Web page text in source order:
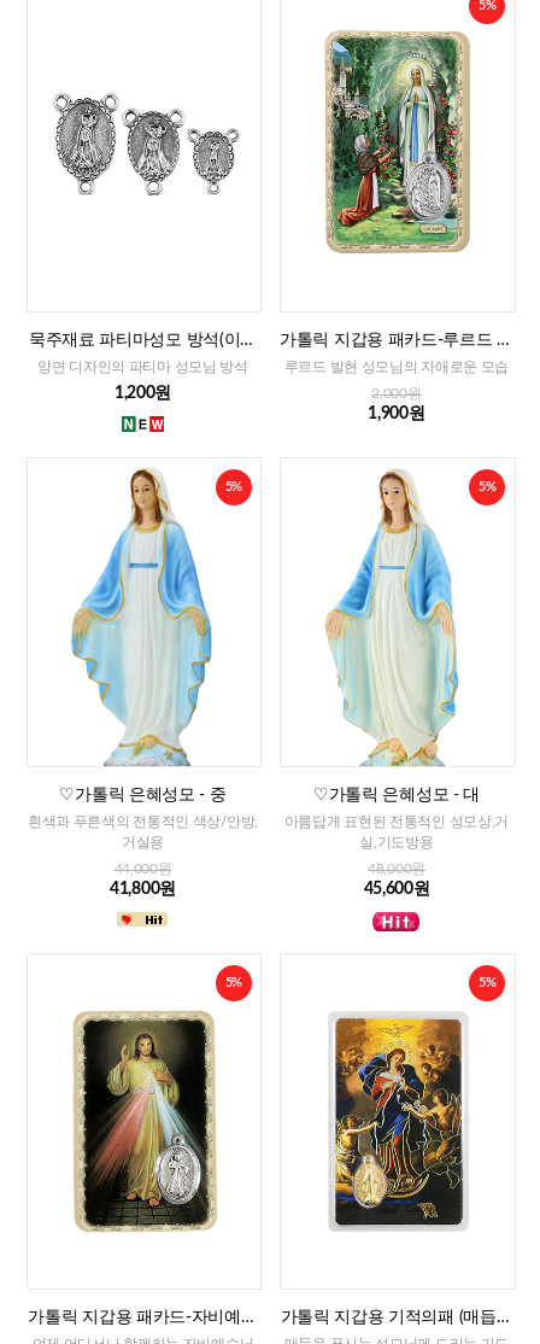
묵주재료 파티마성모 방석(이태
리)-대,중,소
양면 디자인의 파티마 성모님 방석
1,200원
5%
가톨릭 지갑용 패카드-루르드 발
현 성모님(이태리)
루르드 발현 성모님의 자애로운 모습
2,000원
1,900원
5%
♡가톨릭 은혜성모 - 중
흰색과 푸른색의 전통적인 색상/안방,
거실용
44,000원
41,800원
5%
♡가톨릭 은혜성모 - 대
아름답게 표현된 전통적인 성모상,거
실,기도방용
48,000원
45,600원
5%
가톨릭 지갑용 패카드-자비예수
님(이태리)
5%
가톨릭 지갑용 기적의패 (매듭을
푸시는 성모님)2